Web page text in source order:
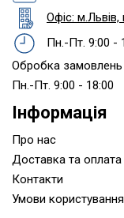
Офіс:
Пн.-Пт. 9:00 -
Обробка замовлень
Пн.-Пт. 9:00 - 18:00
Інформація
Про нас
Доставка та оплата
Контакти
Умови